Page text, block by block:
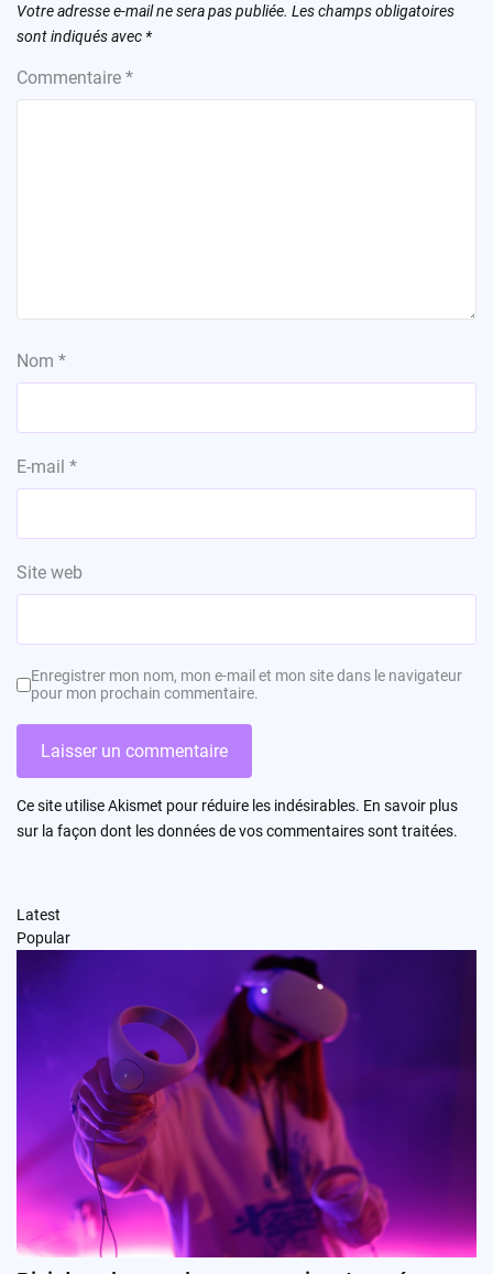
Votre adresse e-mail ne sera pas publiée. Les champs obligatoires
sont indiqués avec *
Commentaire *
Nom *
E-mail *
Site web
Enregistrer mon nom, mon e-mail et mon site dans le navigateur
pour mon prochain commentaire.
Ce site utilise Akismet pour réduire les indésirables. En savoir plus
sur la façon dont les données de vos commentaires sont traitées.
Latest
Popular